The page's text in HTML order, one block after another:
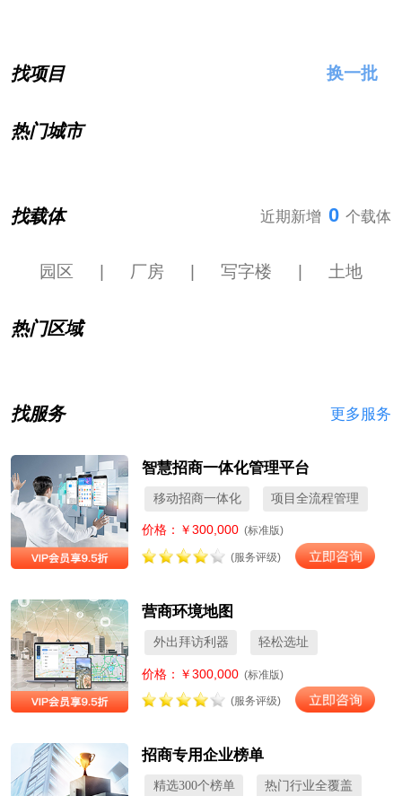
找项目 换一批
热门城市
找载体 近期新增 0 个载体
园区 厂房 写字楼 土地
热门区域
找服务 更多服务
智慧招商一体化管理平台
移动招商一体化 项目全流程管理
价格：￥300,000 (标准版)
(服务评级)
营商环境地图
外出拜访利器 轻松选址
价格：￥300,000 (标准版)
(服务评级)
招商专用企业榜单
精选300个榜单 热门行业全覆盖